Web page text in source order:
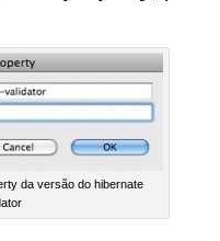
da versão do hibernate